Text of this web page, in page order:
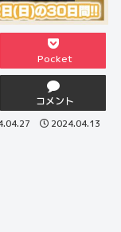
Pocket
コメント
2024.04.13